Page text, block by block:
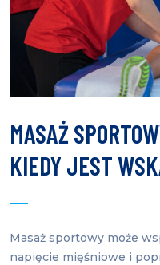
MASAŻ
KIEDY JEST
Masaż sportowy może
napięcie mięśniowe i